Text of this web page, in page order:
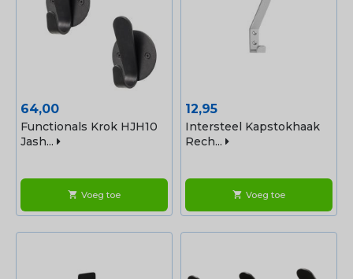
Prijs
64,00
Functionals Krok HJH10
Jash...
shopping_cart Voeg toe
Prijs
12,95
Intersteel Kapstokhaak
Rech...
shopping_cart Voeg toe